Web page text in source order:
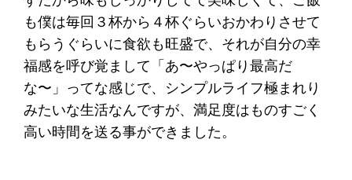
も僕は毎回３杯から４杯ぐらいおかわりさせて
もらうぐらいに食欲も旺盛で、それが自分の幸
福感を呼び覚まして「あ〜やっぱり最高だ
な〜」ってな感じで、シンプルライフ極まれり
みたいな生活なんですが、満足度はものすごく
高い時間を送る事ができました。